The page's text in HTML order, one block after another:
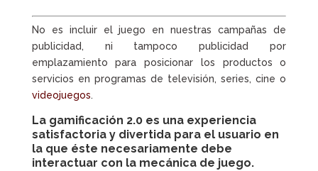
No es incluir el juego en nuestras campañas de
publicidad, ni tampoco publicidad por
emplazamiento para posicionar los productos o
servicios en programas de televisión, series, cine o
videojuegos.
La gamificación 2.0es una experiencia
satisfactoria y divertida para el usuario en
la que éste necesariamente debe
interactuar con la mecánica de juego.